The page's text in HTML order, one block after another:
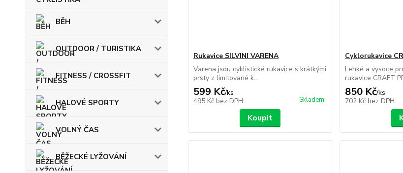
BĚH
OUTDOOR / TURISTIKA
FITNESS / CROSSFIT
HALOVÉ SPORTY
VOLNÝ ČAS
BĚŽECKÉ LYŽOVÁNÍ
Rukavice SILVINI VARENA
Varena jsou cyklistické rukavice s krátkými
prsty z limitované k...
599 Kč/ks
495 Kč bez DPH Skladem
Koupit
Cyklorukavice
Lehké a vysoce
rukavice CRAFT
850 Kč/ks
702 Kč bez DPH